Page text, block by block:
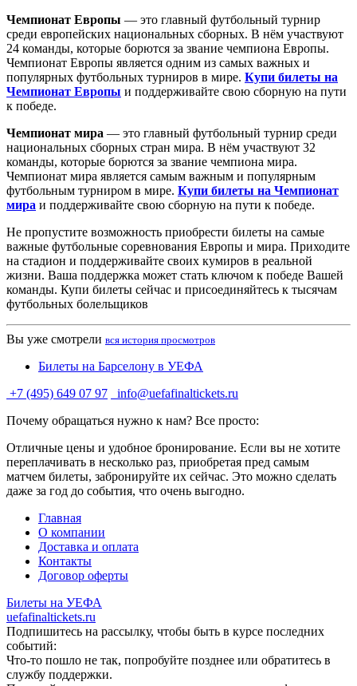
Чемпионат Европы — это главный футбольный турнир
среди европейских национальных сборных. В нём участвуют
24 команды, которые борются за звание чемпиона Европы.
Чемпионат Европы является одним из самых важных и
популярных футбольных турниров в мире. Купи билеты на
Чемпионат Европы и поддерживайте свою сборную на пути
к победе.
Чемпионат мира — это главный футбольный турнир среди
национальных сборных стран мира. В нём участвуют 32
команды, которые борются за звание чемпиона мира.
Чемпионат мира является самым важным и популярным
футбольным турниром в мире. Купи билеты на Чемпионат
мира и поддерживайте свою сборную на пути к победе.
Не пропустите возможность приобрести билеты на самые
важные футбольные соревнования Европы и мира. Приходите
на стадион и поддерживайте своих кумиров в реальной
жизни. Ваша поддержка может стать ключом к победе Вашей
команды. Купи билеты сейчас и присоединяйтесь к тысячам
футбольных болельщиков
Вы уже смотрели вся история просмотров
Билеты на Барселону в УЕФА
+7 (495) 649 07 97
info@uefafinaltickets.ru
Почему обращаться нужно к нам? Все просто:
Отличные цены и удобное бронирование. Если вы не хотите
переплачивать в несколько раз, приобретая пред самым
матчем билеты, забронируйте их сейчас. Это можно сделать
даже за год до события, что очень выгодно.
Главная
О компании
Доставка и оплата
Контакты
Договор оферты
Билеты на УЕФА
uefafinaltickets.ru
Подпишитесь на рассылку, чтобы быть в курсе последних
событий:
Что-то пошло не так, попробуйте позднее или обратитесь в
службу поддержки.